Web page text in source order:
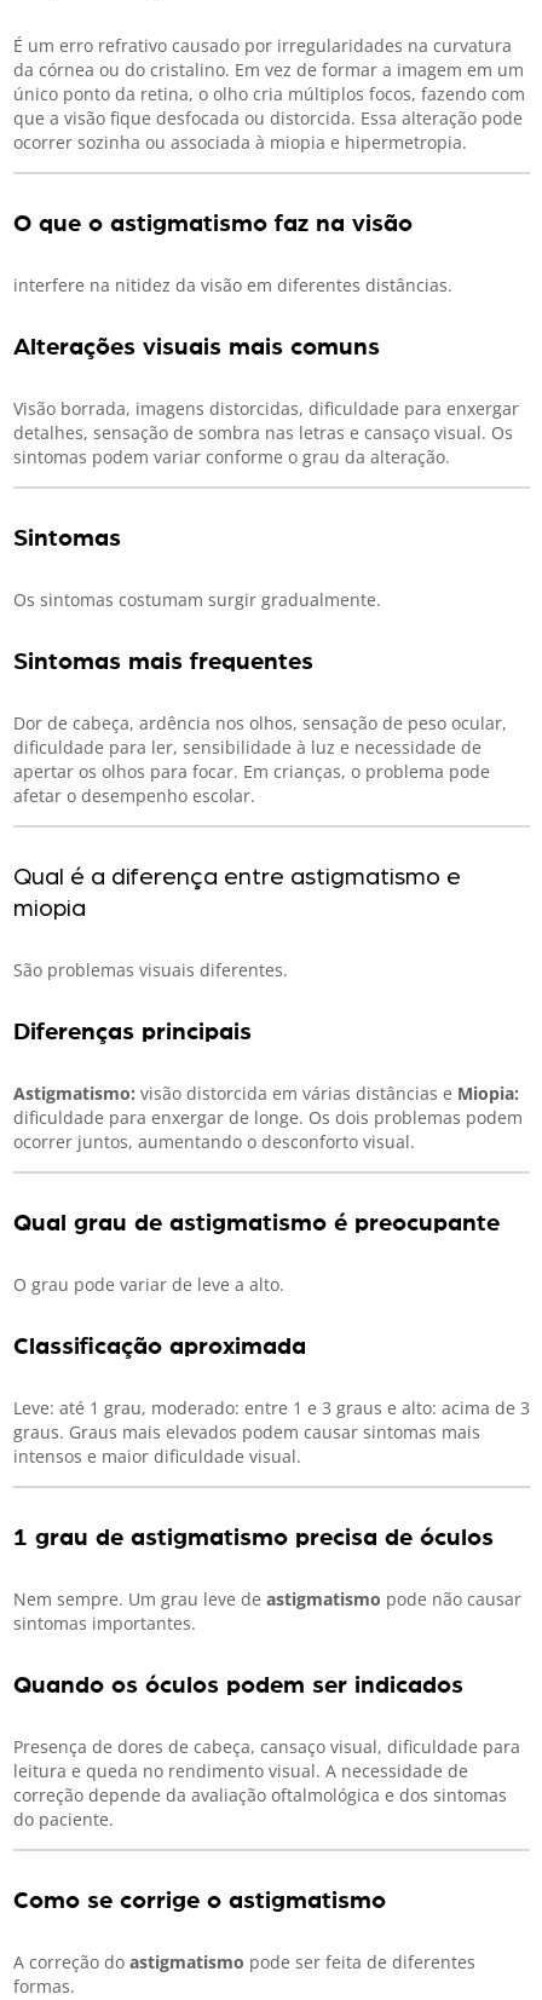
É um erro refrativo causado por irregularidades na curvatura
da córnea ou do cristalino. Em vez de formar a imagem em um
único ponto da retina, o olho cria múltiplos focos, fazendo com
que a visão fique desfocada ou distorcida. Essa alteração pode
ocorrer sozinha ou associada à miopia e hipermetropia.
O que o astigmatismo faz na visão
interfere na nitidez da visão em diferentes distâncias.
Alterações visuais mais comuns
Visão borrada, imagens distorcidas, dificuldade para enxergar
detalhes, sensação de sombra nas letras e cansaço visual. Os
sintomas podem variar conforme o grau da alteração.
Sintomas
Os sintomas costumam surgir gradualmente.
Sintomas mais frequentes
Dor de cabeça, ardência nos olhos, sensação de peso ocular,
dificuldade para ler, sensibilidade à luz e necessidade de
apertar os olhos para focar. Em crianças, o problema pode
afetar o desempenho escolar.
Qual é a diferença entre astigmatismo e
miopia
São problemas visuais diferentes.
Diferenças principais
Astigmatismo: visão distorcida em várias distâncias e Miopia:
dificuldade para enxergar de longe. Os dois problemas podem
ocorrer juntos, aumentando o desconforto visual.
Qual grau de astigmatismo é preocupante
O grau pode variar de leve a alto.
Classificação aproximada
Leve: até 1 grau, moderado: entre 1 e 3 graus e alto: acima de 3
graus. Graus mais elevados podem causar sintomas mais
intensos e maior dificuldade visual.
1 grau de astigmatismo precisa de óculos
Nem sempre. Um grau leve de astigmatismo pode não causar
sintomas importantes.
Quando os óculos podem ser indicados
Presença de dores de cabeça, cansaço visual, dificuldade para
leitura e queda no rendimento visual. A necessidade de
correção depende da avaliação oftalmológica e dos sintomas
do paciente.
Como se corrige o astigmatismo
A correção do astigmatismo pode ser feita de diferentes
formas.